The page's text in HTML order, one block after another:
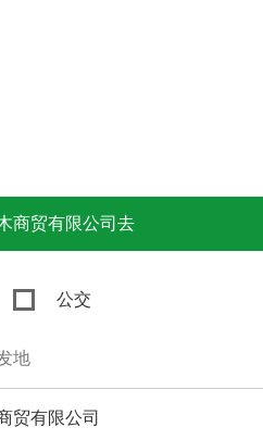
商贸有限公司去
公交
贸有限公司